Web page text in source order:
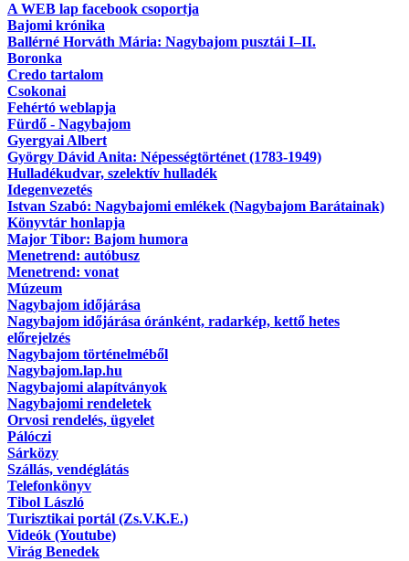
A WEB lap facebook csoportja
Bajomi krónika
Ballérné Horváth Mária: Nagybajom pusztái I–II.
Boronka
Credo tartalom
Csokonai
Fehértó weblapja
Fürdő - Nagybajom
Gyergyai Albert
György Dávid Anita: Népességtörténet (1783-1949)
Hulladékudvar, szelektív hulladék
Idegenvezetés
Istvan Szabó: Nagybajomi emlékek (Nagybajom Barátainak)
Könyvtár honlapja
Major Tibor: Bajom humora
Menetrend: autóbusz
Menetrend: vonat
Múzeum
Nagybajom időjárása
Nagybajom időjárása óránként, radarkép, kettő hetes
előrejelzés
Nagybajom történelméből
Nagybajom.lap.hu
Nagybajomi alapítványok
Nagybajomi rendeletek
Orvosi rendelés, ügyelet
Pálóczi
Sárközy
Szállás, vendéglátás
Telefonkönyv
Tibol László
Turisztikai portál (Zs.V.K.E.)
Videók (Youtube)
Virág Benedek